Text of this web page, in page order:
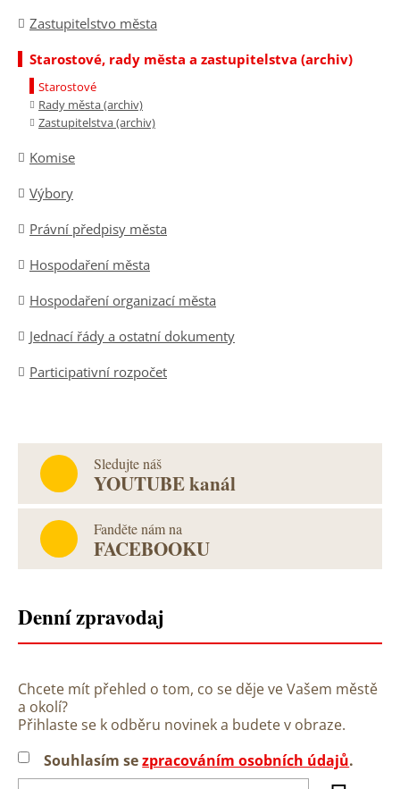
Zastupitelstvo města
Starostové, rady města a zastupitelstva (archiv)
Starostové
Rady města (archiv)
Zastupitelstva (archiv)
Komise
Výbory
Právní předpisy města
Hospodaření města
Hospodaření organizací města
Jednací řády a ostatní dokumenty
Participativní rozpočet
Sledujte náš
YOUTUBE kanál
Fanděte nám na
FACEBOOKU
Denní zpravodaj
Chcete mít přehled o tom, co se děje ve Vašem městě
a okolí?
Přihlaste se k odběru novinek a budete v obraze.
Souhlasím sezpracováním osobních údajů.